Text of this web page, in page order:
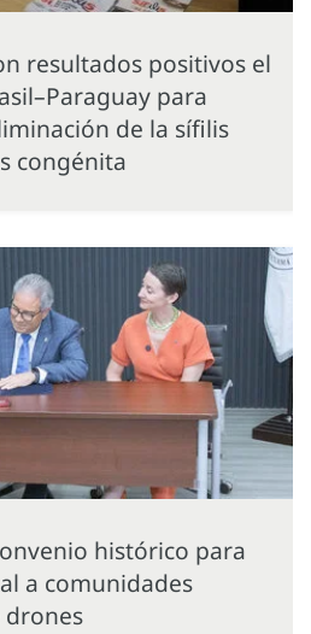
resultados positivos el
para
de la sífilis
congénita
histórico para
a comunidades
drones